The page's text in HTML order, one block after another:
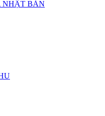
NHẬT BẢN